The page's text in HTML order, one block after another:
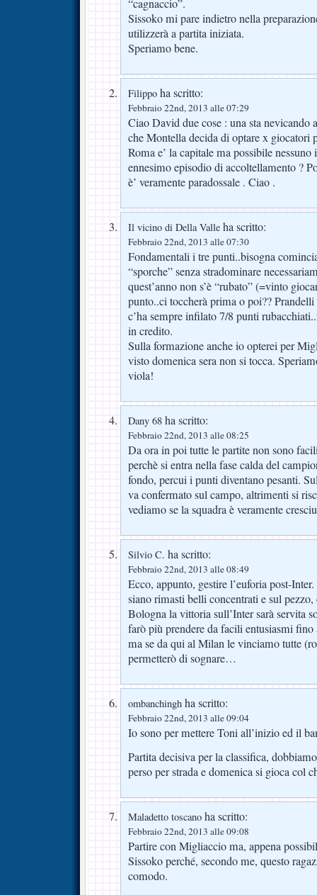
“cagnaccio”.
Sissoko mi pare indietro nella
utilizzerà a partita iniziata.
Speriamo bene.
Filippo ha scritto:
Febbraio 22nd, 2013 alle 07:29
Ciao David due cose : una sta nevicando
che Montella decida di optare x giocatori
Roma e’ la capitale ma possibile
ennesimo episodio di accoltellamento ?
è’ veramente paradossale . Ciao .
Il vicino di Della Valle ha scritto:
Febbraio 22nd, 2013 alle 07:30
Fondamentali i tre punti..bisogna
“sporche” senza stradominare
quest’anno non s’è “rubato” (=vinto
punto..ci toccherà prima o poi??
c’ha sempre infilato 7/8 punti
in credito.
Sulla formazione anche io opterei per
visto domenica sera non si tocca.
viola!
Dany 68 ha scritto:
Febbraio 22nd, 2013 alle 08:25
Da ora in poi tutte le partite non sono
perchè si entra nella fase calda del
fondo, percui i punti diventano pesanti.
va confermato sul campo, altrimenti si
vediamo se la squadra è veramente
Silvio C. ha scritto:
Febbraio 22nd, 2013 alle 08:49
Ecco, appunto, gestire l’euforia post-
siano rimasti belli concentrati e sul
Bologna la vittoria sull’Inter sarà servita
farò più prendere da facili entusiasmi
ma se da qui al Milan le vinciamo tutte
permetterò di sognare…
ombanchingh ha scritto:
Febbraio 22nd, 2013 alle 09:04
Io sono per mettere Toni all’inizio ed il
Partita decisiva per la classifica,
perso per strada e domenica si gioca col
Maladetto toscano ha scritto:
Febbraio 22nd, 2013 alle 09:08
Partire con Migliaccio ma, appena
Sissoko perché, secondo me, questo
comodo.